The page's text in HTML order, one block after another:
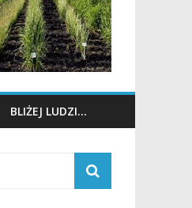
BLIŻEJ LUDZI…